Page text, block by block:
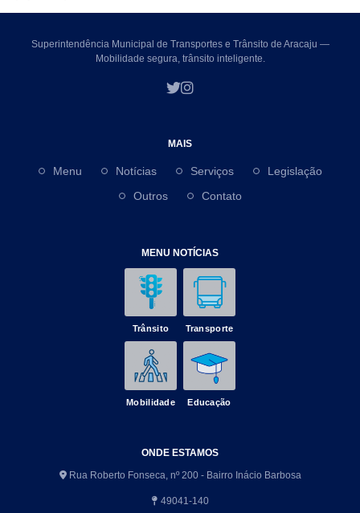
Superintendência Municipal de Transportes e Trânsito de Aracaju —
Mobilidade segura, trânsito inteligente.
MAIS
Menu Notícias Serviços
Legislação
Outros
Contato
MENU NOTÍCIAS
Trânsito Transporte
Mobilidade Educação
ONDE ESTAMOS
Rua Roberto Fonseca, nº 200 - Bairro Inácio Barbosa
49041-140